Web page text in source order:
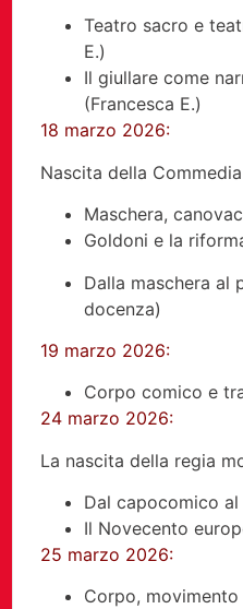
Teatro sacro e
E.)
Il giullare come
(Francesca E.)
18 marzo 2026:
Nascita della Commedia
Maschera,
Goldoni e la
Dalla maschera al
docenza)
19 marzo 2026:
Corpo comico e
24 marzo 2026:
La nascita della regia
Dal capocomico al
Il Novecento
25 marzo 2026:
Corpo, movimento